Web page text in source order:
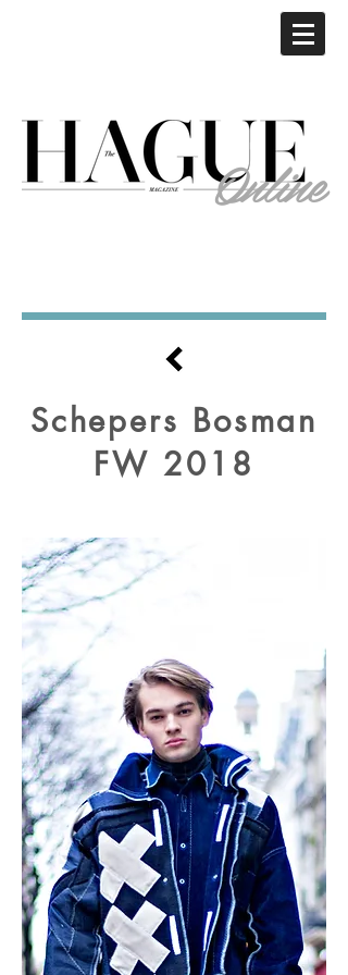
Online
Schepers Bosman
FW 2018